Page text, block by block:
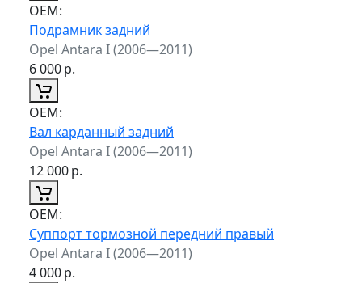
ОЕМ:
Подрамник задний
Opel Antara I (2006—2011)
6 000р.
ОЕМ:
Вал карданный задний
Opel Antara I (2006—2011)
12 000р.
ОЕМ:
Суппорт тормозной передний правый
Opel Antara I (2006—2011)
4 000р.